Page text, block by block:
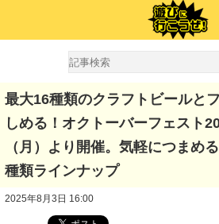
最大16種類のクラフトビールと
しめる！オクトーバーフェスト
（月）より開催。気軽につまめ
種類ラインナップ
2025年8月3日 16:00